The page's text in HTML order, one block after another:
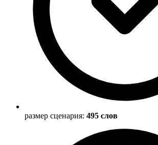
размер сценария: 495 слов